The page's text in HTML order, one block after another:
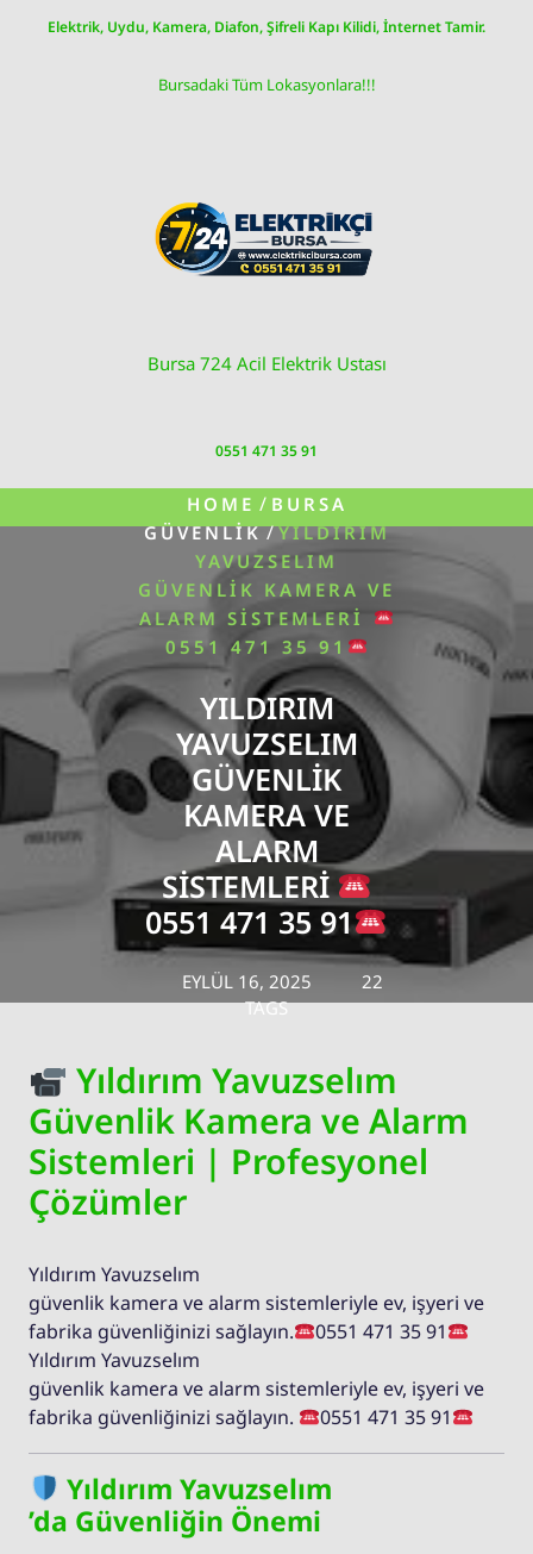
Elektrik, Uydu, Kamera, Diafon, Şifreli Kapı Kilidi, İnternet Tamir.
Bursadaki Tüm Lokasyonlara!!!
Bursa 724 Acil Elektrik Ustası
0551 471 35 91
HOME / BURSA
GÜVENLIK/YILDIRIM
YAVUZSELIM
GÜVENLIK KAMERA VE
ALARM SISTEMLERI
0551 471 35 91
YILDIRIM
YAVUZSELIM
GÜVENLIK
KAMERA VE
ALARM
SISTEMLERI
0551 471 35 91
EYLÜL 16, 2025
22
TAGS
Yıldırım Yavuzselım
Güvenlik Kamera ve Alarm
Sistemleri | Profesyonel
Çözümler
Yıldırım Yavuzselım
güvenlik kamera ve alarm sistemleriyle ev, işyeri ve
fabrika güvenliğinizi sağlayın.
0551 471 35 91
Yıldırım Yavuzselım
güvenlik kamera ve alarm sistemleriyle ev, işyeri ve
fabrika güvenliğinizi sağlayın.
0551 471 35 91
Yıldırım Yavuzselım
’da Güvenliğin Önemi